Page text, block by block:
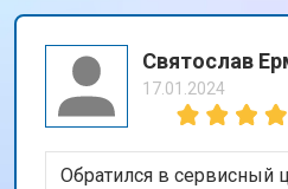
Святослав
17.01.2024
Обратился в сервисный